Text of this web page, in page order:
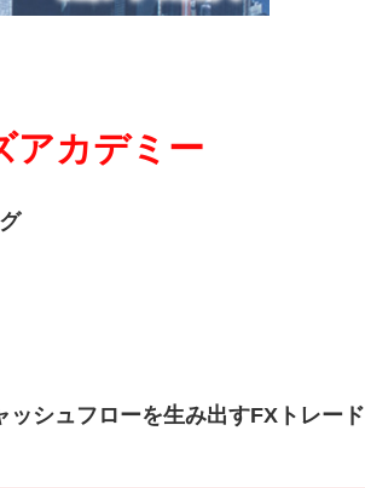
アカデミー
ッシュフローを生み出すFXトレード